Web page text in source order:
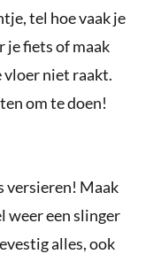
tel hoe vaak je
je fiets of maak
vloer niet raakt.
om te doen!
versieren! Maak
weer een slinger
alles, ook